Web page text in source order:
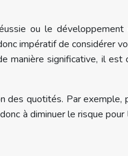
ou le développement
impératif de considérer
manière significative, il est
des quotités. Par exemple,
à diminuer le risque pour